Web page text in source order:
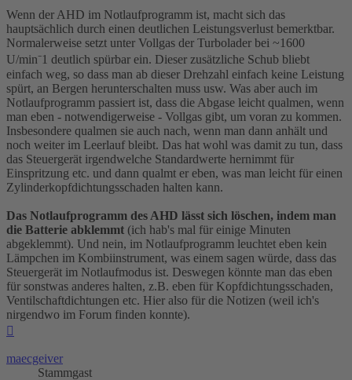
Wenn der AHD im Notlaufprogramm ist, macht sich das
hauptsächlich durch einen deutlichen Leistungsverlust bemerktbar.
Normalerweise setzt unter Vollgas der Turbolader bei ~1600
U/min⁻1 deutlich spürbar ein. Dieser zusätzliche Schub bliebt
einfach weg, so dass man ab dieser Drehzahl einfach keine Leistung
spürt, an Bergen herunterschalten muss usw. Was aber auch im
Notlaufprogramm passiert ist, dass die Abgase leicht qualmen, wenn
man eben - notwendigerweise - Vollgas gibt, um voran zu kommen.
Insbesondere qualmen sie auch nach, wenn man dann anhält und
noch weiter im Leerlauf bleibt. Das hat wohl was damit zu tun, dass
das Steuergerät irgendwelche Standardwerte hernimmt für
Einspritzung etc. und dann qualmt er eben, was man leicht für einen
Zylinderkopfdichtungsschaden halten kann.
Das Notlaufprogramm des AHD lässt sich löschen, indem man
die Batterie abklemmt (ich hab's mal für einige Minuten
abgeklemmt). Und nein, im Notlaufprogramm leuchtet eben kein
Lämpchen im Kombiinstrument, was einem sagen würde, dass das
Steuergerät im Notlaufmodus ist. Deswegen könnte man das eben
für sonstwas anderes halten, z.B. eben für Kopfdichtungsschaden,
Ventilschaftdichtungen etc. Hier also für die Notizen (weil ich's
nirgendwo im Forum finden konnte).
maecgeiver
Stammgast